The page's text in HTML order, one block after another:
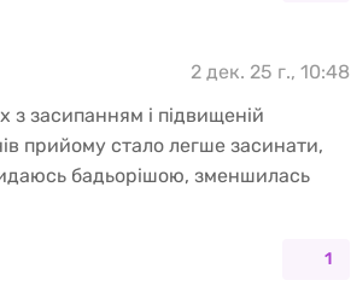
2 дек. 25 г., 10:48
засипанням і підвищеній
прийому стало легше засинати,
бадьорішою, зменшилась
1